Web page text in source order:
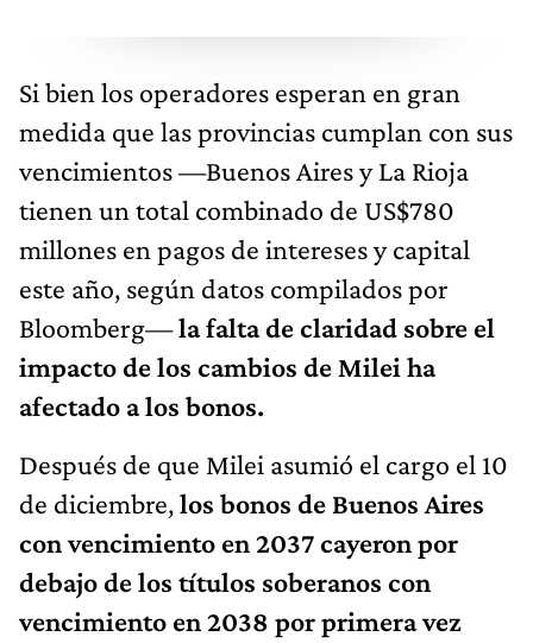
Si bien los operadores esperan en gran
medida que las provincias cumplan con sus
vencimientos —Buenos Aires y La Rioja
tienen un total combinado de US$780
millones en pagos de intereses y capital
este año, según datos compilados por
Bloomberg—la falta de claridad sobre el
impacto de los cambios de Milei ha
afectado a los bonos.
Después de que Milei asumió el cargo el 10
de diciembre,los bonos de Buenos Aires
con vencimiento en 2037 cayeron por
debajo de los títulos soberanos con
vencimiento en 2038 por primera vez